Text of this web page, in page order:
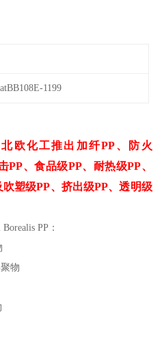
1199
欧化工推出 加纤PP、防火
PP、食品级PP、耐热级PP、
吹塑级PP、挤出级PP、透明级
PP：
物